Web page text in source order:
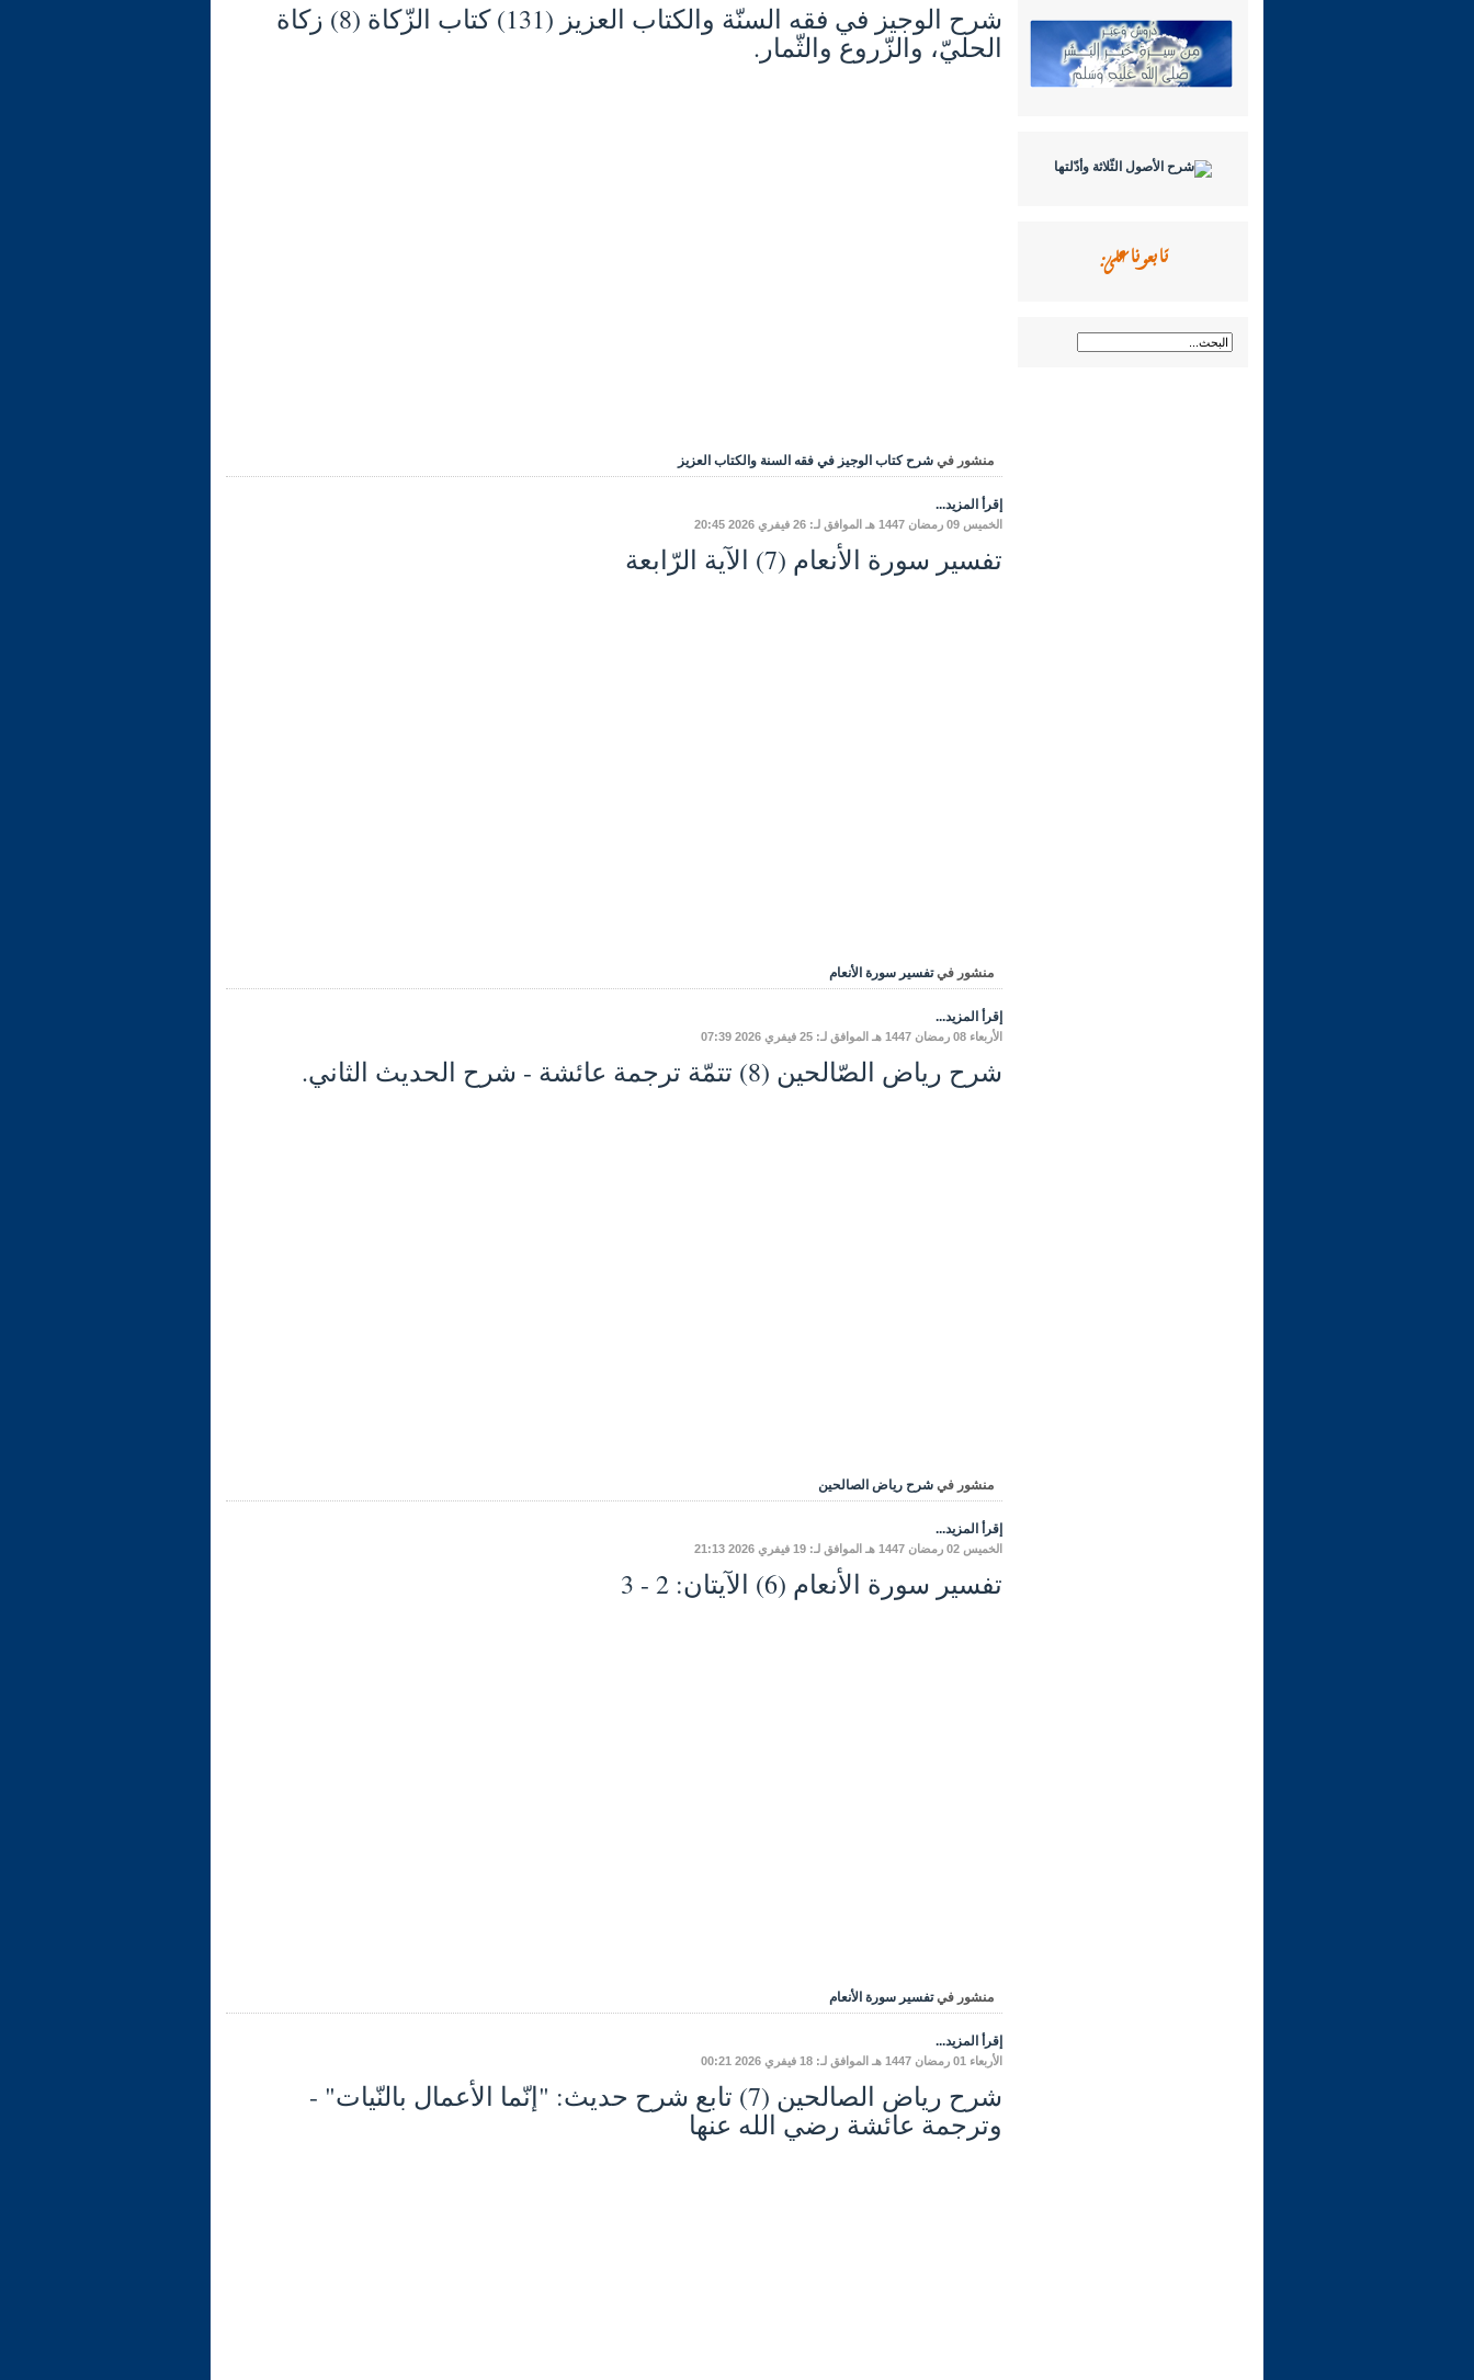
شرح الوجيز في فقه السنّة والكتاب العزيز (131) كتاب الزّكاة (8) زكاة
الحليّ، والزّروع والثّمار.
منشور في شرح كتاب الوجيز في فقه السنة والكتاب العزيز
إقرأ المزيد...
الخميس 09 رمضان 1447 هـ الموافق لـ: 26 فيفري 2026 20:45
تفسير سورة الأنعام (7) الآية الرّابعة
منشور في تفسير سورة الأنعام
إقرأ المزيد...
الأربعاء 08 رمضان 1447 هـ الموافق لـ: 25 فيفري 2026 07:39
شرح رياض الصّالحين (8) تتمّة ترجمة عائشة - شرح الحديث الثاني.
منشور في شرح رياض الصالحين
إقرأ المزيد...
الخميس 02 رمضان 1447 هـ الموافق لـ: 19 فيفري 2026 21:13
تفسير سورة الأنعام (6) الآيتان: 2 - 3
منشور في تفسير سورة الأنعام
إقرأ المزيد...
الأربعاء 01 رمضان 1447 هـ الموافق لـ: 18 فيفري 2026 00:21
شرح رياض الصالحين (7) تابع شرح حديث: "إنّما الأعمال بالنّيات" -
وترجمة عائشة رضي الله عنها
تابعونا على: